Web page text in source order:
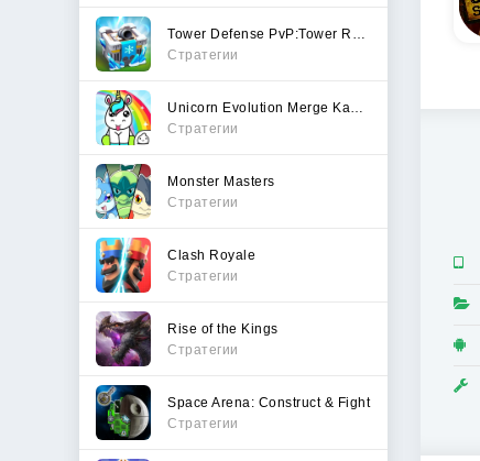
Стратегии
Стратегии
Monster Masters
Стратегии
Clash Royale
Стратегии
Rise of the Kings
Стратегии
Space Arena: Construct & Fight
Стратегии